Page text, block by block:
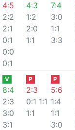
4:5
2:2
2:1
0:1
0:0
0:1
4:3
1:2
2:0
1:1
7:4
3:0
1:1
3:3
V
8:4
2:3
3:0
3:1
P
2:3
0:1 1:1
1:1
P
5:6
1:4
1:1
3:0